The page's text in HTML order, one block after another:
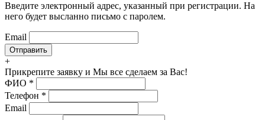
Введите электронный адрес, указанный при регистрации. На
него будет высланно письмо с паролем.
Email
+
Прикрепите заявку и Мы все сделаем за Вас!
ФИО *
Телефон *
Email